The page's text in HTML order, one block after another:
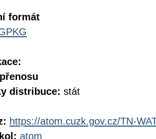
formát
distribuce: stát
https://atom.cuzk.gov.cz/TN-
atom